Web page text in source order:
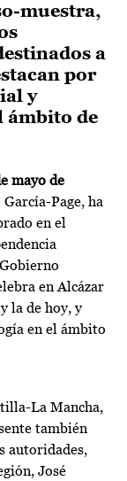
muestra,
a
por
y
ámbito de
mayo de
Page, ha
en el
en Alcázar
la de hoy, y
en el ámbito
La Mancha,
también
autoridades,
José